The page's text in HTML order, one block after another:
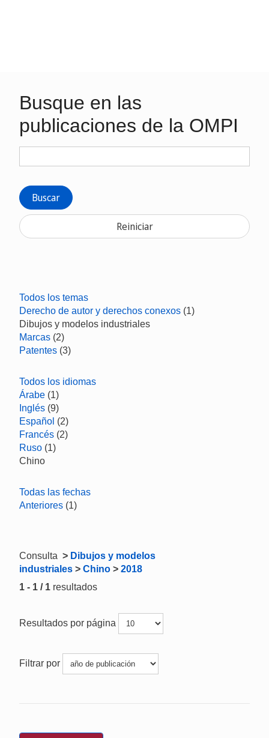
Busque en las
publicaciones de la OMPI
Buscar
Reiniciar
Todos los temas
Derecho de autor y derechos conexos (1)
Dibujos y modelos industriales
Marcas (2)
Patentes (3)
Todos los idiomas
Árabe (1)
Inglés (9)
Español (2)
Francés (2)
Ruso (1)
Chino
Todas las fechas
Anteriores (1)
Consulta > Dibujos y modelos
industriales > Chino > 2018
1 - 1 / 1 resultados
Resultados por página
Filtrar por